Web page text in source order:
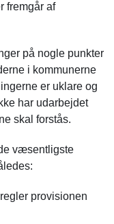
fremgår af
på nogle punkter
i kommunerne
er uklare og
har udarbejdet
skal forstås.
væsentligste
provisionen